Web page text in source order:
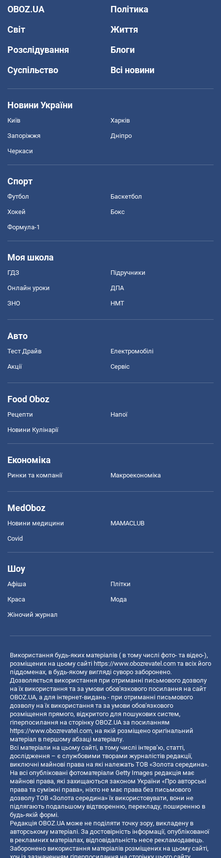
OBOZ.UA
Політика
Світ
Життя
Розслідування
Блоги
Суспільство
Всі новини
Новини України
Київ Харків
Запоріжжя Дніпро
Черкаси
Спорт
Футбол Баскетбол
Хокей Бокс
Формула-1
Моя школа
ГДЗ Підручники
Онлайн уроки ДПА
ЗНО НМТ
Авто
Тест Драйв Електромобілі
Акції Сервіс
Food Oboz
Рецепти Напої
Новини Кулінарії
Економіка
Ринки та компанії Макроекономіка
MedOboz
Новини медицини MAMACLUB
Covid
Шоу
Афіша Плітки
Краса Мода
Жіночий журнал
Використання будь-яких матеріалів ( в тому числі фото- та відео-),
розміщених на цьому сайті https://www.obozrevatel.com та всіх його
піддоменах, в будь-якому вигляді суворо заборонено.
Дозволяється використання при отриманні письмового дозволу
на їх використання та за умови обов'язкового посилання на сайт
OBOZ.UA, а для інтернет-видань - при отриманні письмового
дозволу на їх використання та за умови обов'язкового
розміщення прямого, відкритого для пошукових систем,
гіперпосилання на сторінку OBOZ.UA за посиланням
https://www.obozrevatel.com, на якій розміщено оригінальний
матеріал в першому абзаці матеріалу.
Всі матеріали на цьому сайті, в тому числі інтерв’ю, статті,
дослідження – є службовими творами журналістів редакції,
виключні майнові права на які належать ТОВ «Золота середина».
На всі опубліковані фотоматеріали Getty Images редакція має
майнові права, які захищаються законом України «Про авторські
права та суміжні права», ніхто не має права без письмового
дозволу ТОВ «Золота середина» їх використовувати, вони не
підлягають подальшому відтворенню, перекладу, поширенню в
будь-якій формі.
Редакція OBOZ.UA може не поділяти точку зору, викладену в
авторському матеріалі. За достовірність інформації, опублікованої
в рекламних матеріалах, відповідальність несе рекламодавець.
Заборонено використання матеріалів розміщених на цьому сайті,